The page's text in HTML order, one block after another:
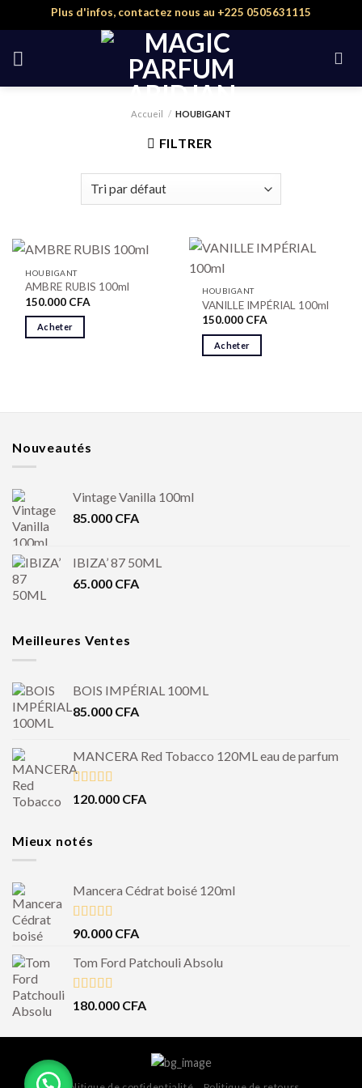
to
content
Plus d'infos, contactez nous au +225 0505631115
Accueil / HOUBIGANT
FILTRER
HOUBIGANT
AMBRE RUBIS 100ml
150.000 CFA
Acheter
HOUBIGANT
VANILLE IMPÉRIAL 100ml
150.000 CFA
Acheter
Nouveautés
Vintage Vanilla 100ml
85.000 CFA
IBIZA’ 87 50ML
65.000 CFA
Meilleures Ventes
BOIS IMPÉRIAL 100ML
85.000 CFA
MANCERA Red Tobacco 120ML eau de parfum
Note4.50
120.000 CFA
Mieux notés
Mancera Cédrat boisé 120ml
Note5.00
90.000 CFA
Tom Ford Patchouli Absolu
Note5.00
180.000 CFA